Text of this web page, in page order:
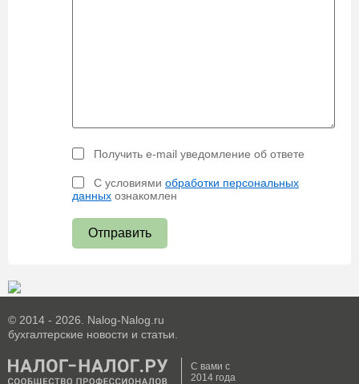
Получить e-mail уведомление об ответе
С условиями обработки персональных
данных ознакомлен
Отправить
© 2014 - 2026. Nalog-Nalog.ru
бухгалтерские новости и статьи.
С вами с
2014 года